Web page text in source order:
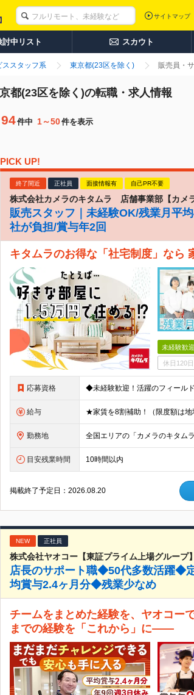
サイトマップ
討中リスト スカウト
ススタッフ系 東京都(23区を除く) 販売員・
都(23区を除く)の転職・求人情報
94件中 1～50件を表示
PICK UP!
終了間近 正社員 面接情報有 自己PR不要
株式会社カメラのキタムラ 店舗事業部【カメ
販売スタッフ｜未経験OK/残業月平
社が負担/賞与年2回
キタムラのお得な「社宅制度」なら
未経験歓迎
休日120日
応募資格
給与
勤務地
目安残業時間 10時間以内
掲載終了予定日：2026.08.20
NEW 正社員
株式会社ヤオコー【東証プライム上場グループ】
店長のサポート職◆50代多数活躍◆
均賞与2.4ヶ月分◆残業少なめ
チームをまとめた経験を、ヤオコー
までの経験を「これから」に――